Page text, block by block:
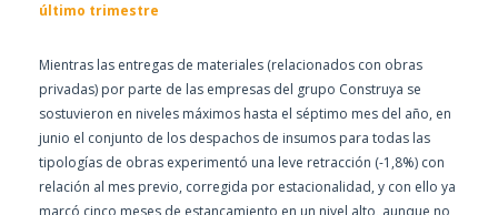
último trimestre
Mientras las entregas de materiales (relacionados con obras
privadas) por parte de las empresas del grupo Construya se
sostuvieron en niveles máximos hasta el séptimo mes del año, en
junio el conjunto de los despachos de insumos para todas las
tipologías de obras experimentó una leve retracción (-1,8%) con
relación al mes previo, corregida por estacionalidad, y con ello ya
marcó cinco meses de estancamiento en un nivel alto, aunque no